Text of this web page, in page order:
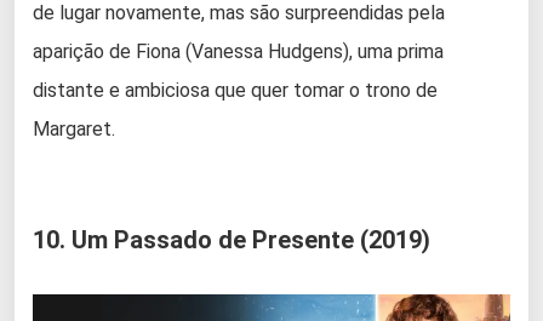
de lugar novamente, mas são surpreendidas pela
aparição de Fiona (Vanessa Hudgens), uma prima
distante e ambiciosa que quer tomar o trono de
Margaret.
10. Um Passado de Presente (2019)